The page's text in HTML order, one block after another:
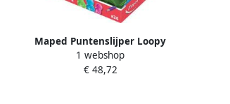
Maped Puntenslijper Loopy
1gaats met gum displayá 24
stuks assorti
1 webshop
€ 48,72